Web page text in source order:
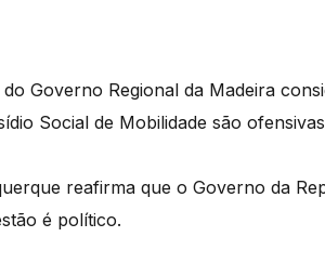
do Governo Regional da Madeira
Social de Mobilidade são
reafirma que o Governo da
é político.